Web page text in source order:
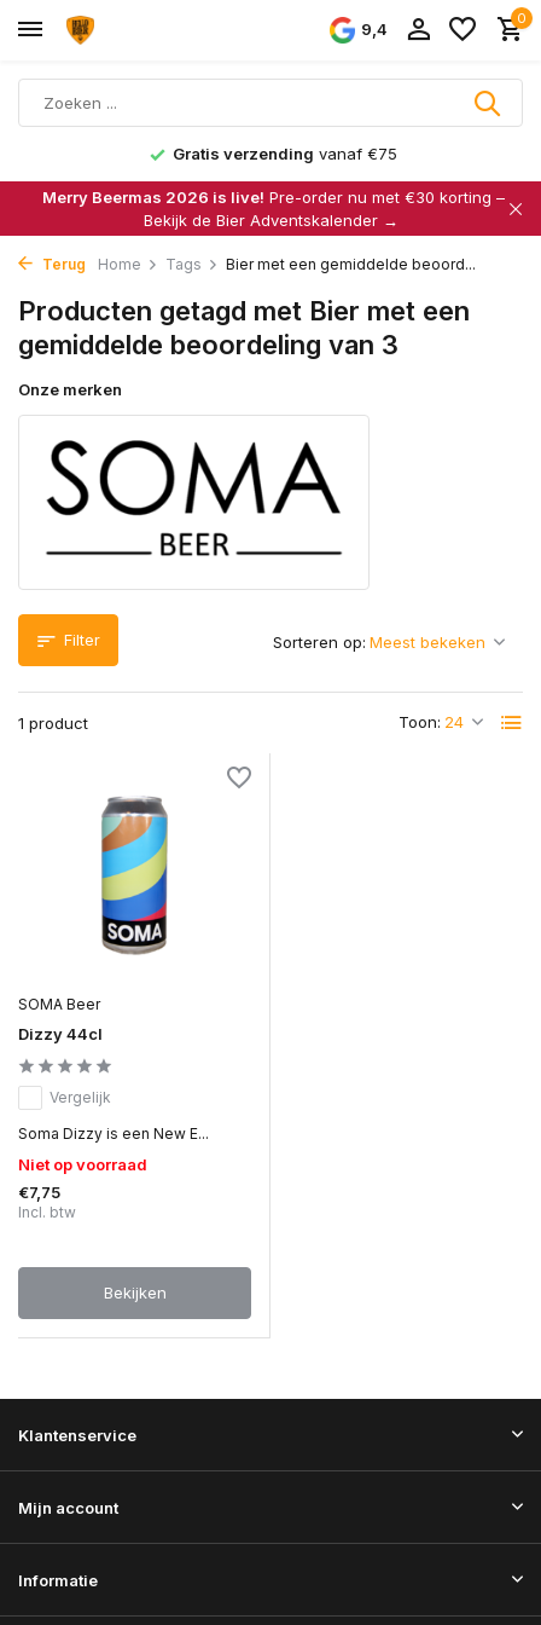
9,4
0
Gratis verzending vanaf €75
Merry Beermas 2026 is live! Pre-order nu met €30 korting –
Bekijk de Bier Adventskalender →
Terug Home Tags Bier met een gemiddelde beoord...
Producten getagd met Bier met een
gemiddelde beoordeling van 3
Onze merken
Filter
1 product Toon:
Sorteren op:
SOMA Beer
Dizzy 44cl
Vergelijk
Soma Dizzy is een New E...
Niet op voorraad
€7,75
Incl. btw
Bekijken
Klantenservice
Mijn account
Informatie